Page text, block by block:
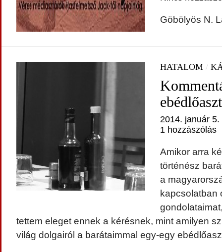
Göbölyös N.
HATALOM/
2014. január 5.
1 hozzászólás
Amikor arra
történész
a
kapcsolatban
tettem eleget ennek a kérésnek, mint amilyen
világ dolgairól a barátaimmal egy-egy